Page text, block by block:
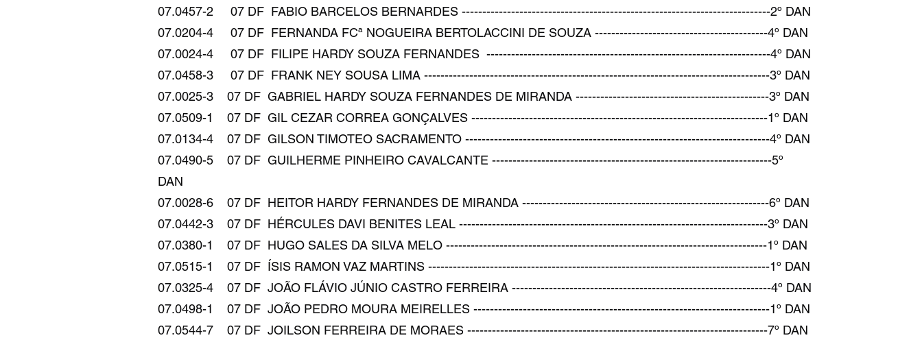
07.0457-2 07 DF FABIO BARCELOS BERNARDES ---------------------------------------------------------------------------2º DAN
07.0204-4 07 DF FERNANDA FCª NOGUEIRA BERTOLACCINI DE SOUZA ------------------------------------------4º DAN
07.0024-4 07 DF FILIPE HARDY SOUZA FERNANDES ---------------------------------------------------------------------4º DAN
07.0458-3 07 DF FRANK NEY SOUSA LIMA ------------------------------------------------------------------------------------3º DAN
07.0025-3 07 DF GABRIEL HARDY SOUZA FERNANDES DE MIRANDA -----------------------------------------------3º DAN
07.0509-1 07 DF GIL CEZAR CORREA GONÇALVES ------------------------------------------------------------------------1º DAN
07.0134-4 07 DF GILSON TIMOTEO SACRAMENTO --------------------------------------------------------------------------4º DAN
07.0490-5 07 DF GUILHERME PINHEIRO CAVALCANTE --------------------------------------------------------------------5º
DAN
07.0028-6 07 DF HEITOR HARDY FERNANDES DE MIRANDA ------------------------------------------------------------6º DAN
07.0442-3 07 DF HÉRCULES DAVI BENITES LEAL ---------------------------------------------------------------------------3º DAN
07.0380-1 07 DF HUGO SALES DA SILVA MELO ------------------------------------------------------------------------------1º DAN
07.0515-1 07 DF ÍSIS RAMON VAZ MARTINS -----------------------------------------------------------------------------------1º DAN
07.0325-4 07 DF JOÃO FLÁVIO JÚNIO CASTRO FERREIRA ---------------------------------------------------------------4º DAN
07.0498-1 07 DF JOÃO PEDRO MOURA MEIRELLES ------------------------------------------------------------------------1º DAN
07.0544-7 07 DF JOILSON FERREIRA DE MORAES -------------------------------------------------------------------------7º DAN